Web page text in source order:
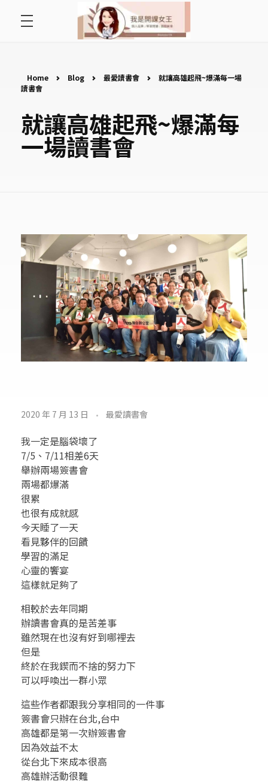
好好說故事
遇見好課程
Home Blog 最愛讀書會
就讓高雄起飛~爆滿每一場
讀書會
就讓高雄起飛~爆滿每
一場讀書會
就
讓
高
雄
起
飛
~
爆
滿
每
一
場
讀
書
會
2020 年 7 月 13 日 最愛讀書會
我一定是腦袋壞了
7/5、7/11相差6天
舉辦兩場簽書會
兩場都爆滿
很累
也很有成就感
今天睡了一天
看見夥伴的回饋
學習的滿足
心靈的饗宴
這樣就足夠了
相較於去年同期
辦讀書會真的是苦差事
雖然現在也沒有好到哪裡去
但是
終於在我鍥而不捨的努力下
可以呼喚出一群小眾
這些作者都跟我分享相同的一件事
簽書會只辦在台北,台中
高雄都是第一次辦簽書會
因為效益不太
從台北下來成本很高
高雄辦活動很難